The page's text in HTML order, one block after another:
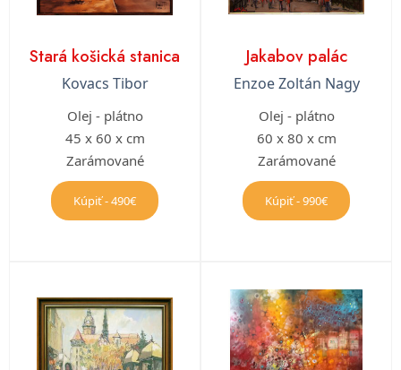
Stará košická stanica
Kovacs Tibor
Olej - plátno
45 x 60 x cm
Zarámované
Kúpiť - 490€
Jakabov palác
Enzoe Zoltán Nagy
Olej - plátno
60 x 80 x cm
Zarámované
Kúpiť - 990€